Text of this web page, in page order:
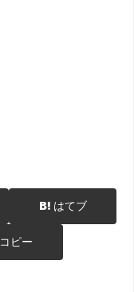
はてブ
コピー